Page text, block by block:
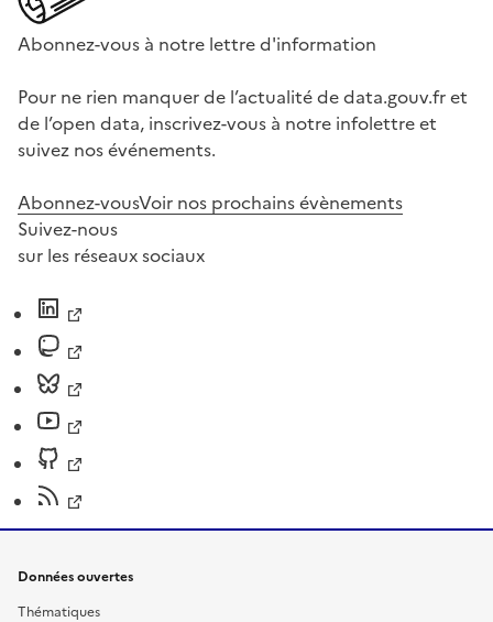
Abonnez-vous à notre lettre d'information
Pour ne rien manquer de l’actualité de data.gouv.fr et
de l’open data, inscrivez-vous à notre infolettre et
suivez nos événements.
Abonnez-vousVoir nos prochains évènements
Suivez-nous
sur les réseaux sociaux
Données ouvertes
Thématiques